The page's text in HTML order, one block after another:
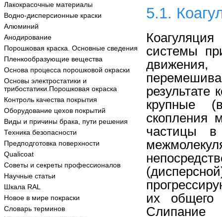
Лакокрасочные материалы
Водно-дисперсионные краски
Алюминий
Анодирование
Порошковая краска. Основные сведения
Пленкообразующие вещества
Основа процесса порошковой окраски
Основы электростатики и
трибостатики.Порошковая окраска
Контроль качества покрытия
Оборудование цехов покрытий
Виды и причины брака, пути решения
Техника безопасности
Предподготовка поверхности
Qualicoat
Советы и секреты профессионалов
Научные статьи
Шкала RAL
Новое в мире покраски
Словарь терминов
5.1.
системы
движения,
результате
крупные
скопления
частицы в
их общего